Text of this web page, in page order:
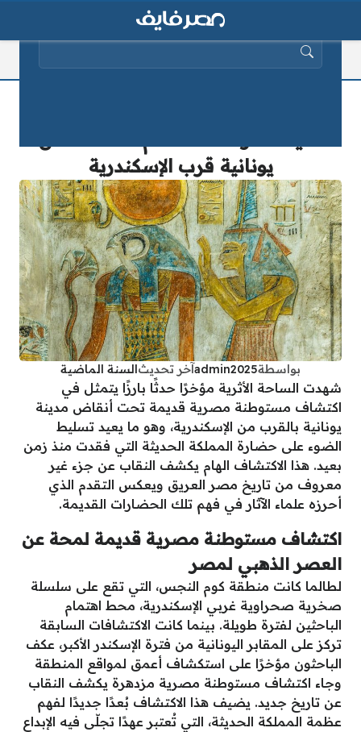
يونانية قرب الإسكندرية
بواسطةadmin2025 آخر تحديث السنة الماضية
شهدت الساحة الأثرية مؤخرًا حدثًا بارزًا يتمثل في
اكتشاف مستوطنة مصرية قديمة تحت أنقاض مدينة
يونانية بالقرب من الإسكندرية، وهو ما يعيد تسليط
الضوء على حضارة المملكة الحديثة التي فقدت منذ زمن
بعيد. هذا الاكتشاف الهام يكشف النقاب عن جزء غير
معروف من تاريخ مصر العريق ويعكس التقدم الذي
أحرزه علماء الآثار في فهم تلك الحضارات القديمة.
اكتشاف مستوطنة مصرية قديمة لمحة عن
العصر الذهبي لمصر
لطالما كانت منطقة كوم النجس، التي تقع على سلسلة
صخرية صحراوية غربي الإسكندرية، محط اهتمام
الباحثين لفترة طويلة. بينما كانت الاكتشافات السابقة
تركز على المقابر اليونانية من فترة الإسكندر الأكبر، عكف
الباحثون مؤخرًا على استكشاف أعمق لمواقع المنطقة
وجاء اكتشاف مستوطنة مصرية مزدهرة يكشف النقاب
عن تاريخ جديد. يضيف هذا الاكتشاف بُعدًا جديدًا لفهم
عظمة المملكة الحديثة، التي تُعتبر عهدًا تجلّى فيه الإبداع
البحث عن: